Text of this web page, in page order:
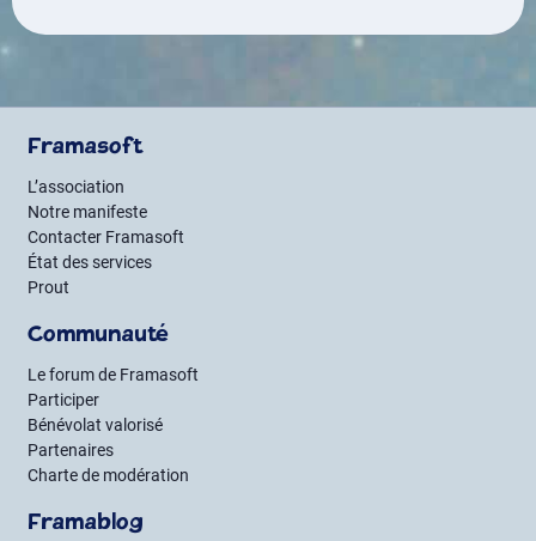
Framasoft
L’association
Notre manifeste
Contacter Framasoft
État des services
Prout
Communauté
Le forum de Framasoft
Participer
Bénévolat valorisé
Partenaires
Charte de modération
Framablog